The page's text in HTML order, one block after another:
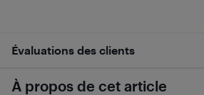
Évaluations des clients
À propos de cet article